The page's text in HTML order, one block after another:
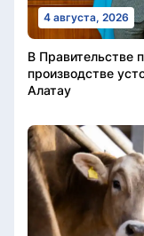
4 августа, 2026
В Правительстве
производстве
Алатау